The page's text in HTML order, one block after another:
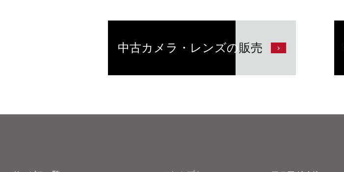
中古カメラ・レンズの販売